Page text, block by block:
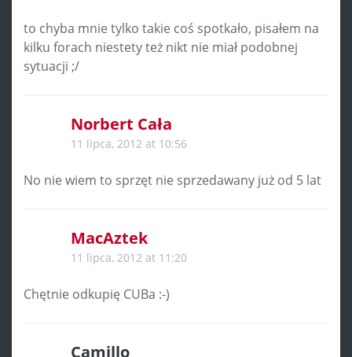
to chyba mnie tylko takie coś spotkało, pisałem na
kilku forach niestety też nikt nie miał podobnej
sytuacji ;/
Norbert Cała
11 lipca, 2012 at 10:56
No nie wiem to sprzęt nie sprzedawany już od 5 lat
MacAztek
11 lipca, 2012 at 11:20
Chętnie odkupię CUBa :-)
Camillo